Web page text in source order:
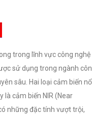
trong lĩnh vực công nghệ
sử dụng trong ngành
sâu. Hai loại cảm biến
là cảm biến NIR (Near
những đặc tính vượt trội,